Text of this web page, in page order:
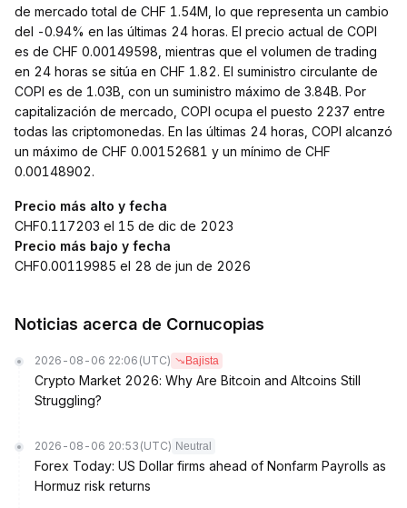
de mercado total de CHF 1.54M, lo que representa un cambio
del -0.94% en las últimas 24 horas. El precio actual de COPI
es de CHF 0.00149598, mientras que el volumen de trading
en 24 horas se sitúa en CHF 1.82. El suministro circulante de
COPI es de 1.03B, con un suministro máximo de 3.84B. Por
capitalización de mercado, COPI ocupa el puesto 2237 entre
todas las criptomonedas. En las últimas 24 horas, COPI alcanzó
un máximo de CHF 0.00152681 y un mínimo de CHF
0.00148902.
Precio más alto y fecha
CHF0.117203 el 15 de dic de 2023
Precio más bajo y fecha
CHF0.00119985 el 28 de jun de 2026
Noticias acerca de Cornucopias
2026-08-06 22:06 (UTC) Bajista
Crypto Market 2026: Why Are Bitcoin and Altcoins Still
Struggling?
2026-08-06 20:53 (UTC) Neutral
Forex Today: US Dollar firms ahead of Nonfarm Payrolls as
Hormuz risk returns